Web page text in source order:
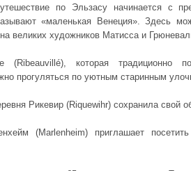
по Эльзасу начинается с
«маленькая Венеция». Здесь
великих художников Матисса и
которая традиционно
прогуляться по уютным старинным
Рикевир (Riquewihr) сохранила свой
(Marlenheim) приглашает